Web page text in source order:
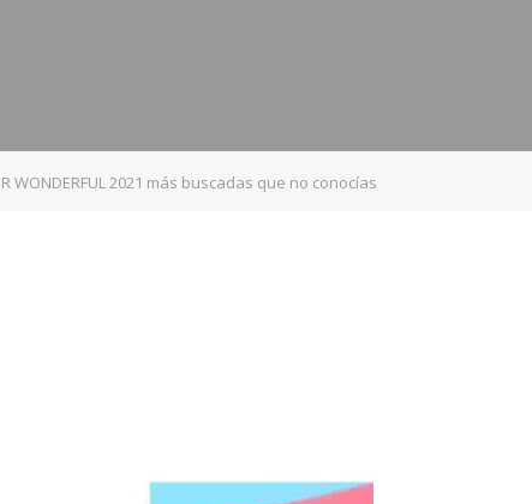
WONDERFUL 2021 más buscadas que no conocías